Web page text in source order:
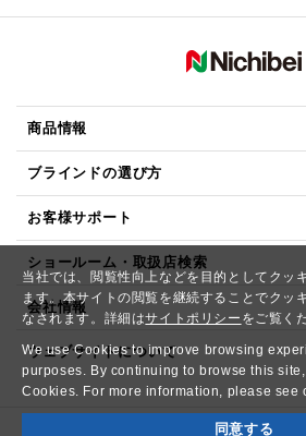
当社では、閲覧性向上などを目的としてクッ
ます。本サイトの閲覧を継続することでクッ
なされます。詳細はサイトポリシー をご覧く
We use Cookies to improve browsing
purposes. By continuing to browse this
Cookies. For more information, please see
同意する
商品情報
ブラインドの選び方
お客様サポート
ショールーム・取扱店検索
会社情報
ウェブサイトについて